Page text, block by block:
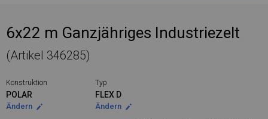
6x22 m Ganzjähriges Industriezelt
(Artikel 346285)
Konstruktion
POLAR
Ändern
Typ
FLEX D
Ändern